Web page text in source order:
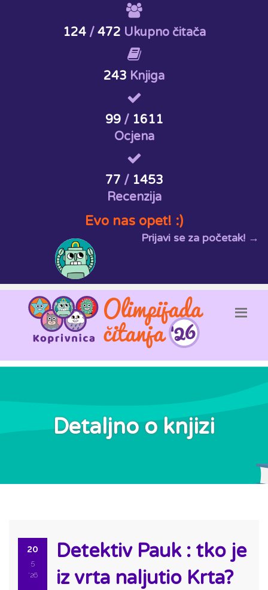
124/ 472 Ukupno čitača
243 Knjiga
99/ 1611
Ocjena
77 / 1453
Recenzija
Evo nas opet! :)
Prijavi se za početak! →
Detaljno o knjizi
20
5
'26
Detektiv Pauk : tko je
iz vrta naljutio Krta?